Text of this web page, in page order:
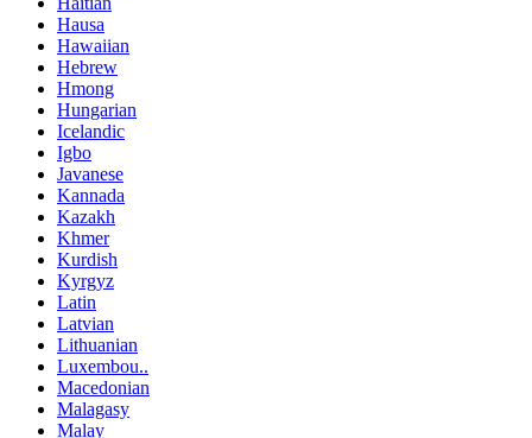
Hausa
Hawaiian
Hebrew
Hmong
Hungarian
Icelandic
Igbo
Javanese
Kannada
Kazakh
Khmer
Kurdish
Kyrgyz
Latin
Latvian
Lithuanian
Luxembou..
Macedonian
Malagasy
Malay